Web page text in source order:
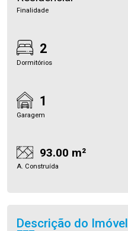
Finalidade
2
Dormitórios
1
Garagem
93.00 m²
A. Construída
Descrição do Imóvel